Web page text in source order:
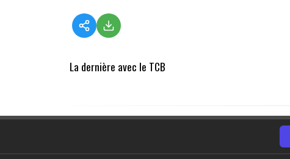
La dernière avec le TCB